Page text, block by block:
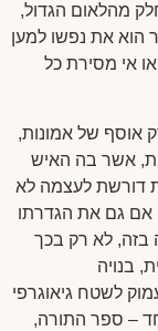
מהלאום הגדול,
הוא את נפשו למען
אי מסירת כל
אוסף של אמונות,
אשר בה האיש
דורשת לעצמה לא
אם גם את הגדרתו
בזה, לא רק בכך
בנויה
לשטח גיאוגרפי
– ספר התורה,